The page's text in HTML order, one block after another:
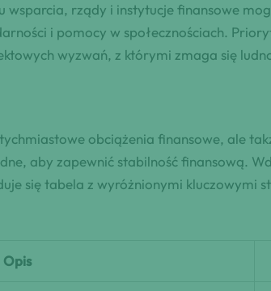
rządy i instytucje finansowe
i pomocy w społecznościach.
wyzwań, z którymi zmaga się
obciążenia finansowe, ale
aby zapewnić stabilność finansową.
się tabela z wyróżnionymi kluczowymi
Opis